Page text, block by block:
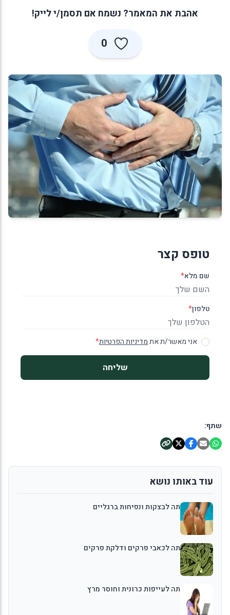
אהבת את המאמר? נשמח אם תסמן/י לייק!
0
טופס קצר
שם מלא*
טלפון*
אני מאשר/ת אתמדיניות הפרטיות*
שליחה
שתף:
עוד באותו נושא
תה לבצקות ונפיחות ברגליים
תה לכאבי פרקים ודלקת פרקים
תה לעייפות כרונית וחוסר מרץ